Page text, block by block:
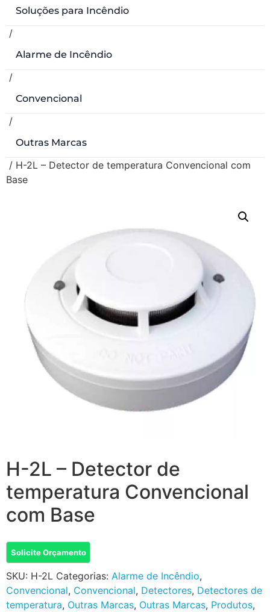
Soluções para Incêndio
/
Alarme de Incêndio
/
Convencional
/
Outras Marcas
/ H-2L – Detector de temperatura Convencional com
Base
H-2L – Detector de
temperatura Convencional
com Base
Solicite Orçamento
SKU: H-2L Categorias: Alarme de Incêndio,
Convencional, Convencional, Detectores, Detectores de
temperatura, Outras Marcas, Outras Marcas, Produtos,